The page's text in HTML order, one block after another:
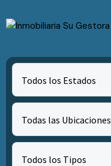
Todos los Estados
Todas las Ubicaciones
Todos los Tipos